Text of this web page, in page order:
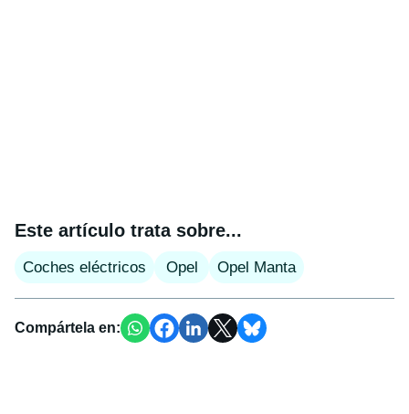
Este artículo trata sobre...
Coches eléctricos Opel Opel Manta
Compártela en: